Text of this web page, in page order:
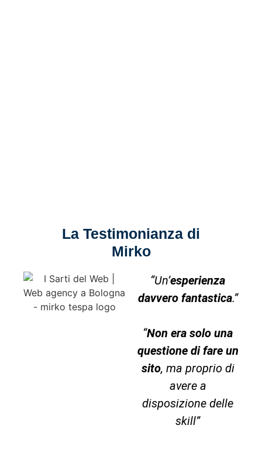
La Testimonianza di
Mirko
“Un’esperienza
davvero fantastica.”
“Non era solo una
questione di fare un
sito, ma proprio di
avere a
disposizione delle
skill”